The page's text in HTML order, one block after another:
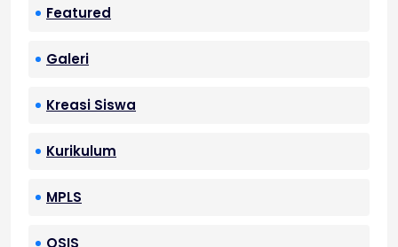
Featured
Galeri
Kreasi Siswa
Kurikulum
MPLS
OSIS